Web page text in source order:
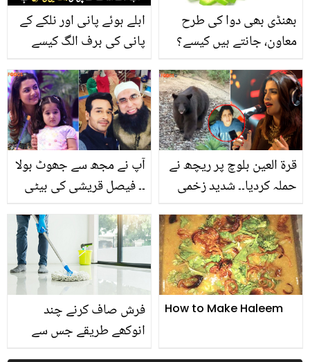
ابلے ہوئے پانی اور نلکے کے
پانی کی برف الگ کیسے
کرنے کا آسان طریقہ
بھنڈی بھی دوا کی طرح
معاون، جانتے ہیں کیسے؟
آپ نے مجھ سے جھوٹ بولا
۔۔ فیصل قریشی کی بیٹی
کے بعد رونے کیوں لگی؟
اداکار کا انکشاف
قرۃ العین بلوچ پر ریچھ نے
حملہ کردیا۔۔ شدید زخمی
گلوکارہ اب کیسی ہیں؟
فرش صاف کرنے چند
انوکھے طریقے جس سے
How to Make Haleem